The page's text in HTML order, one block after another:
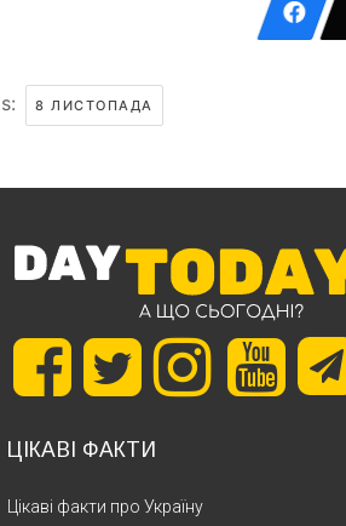
8 ЛИСТОПАДА
ЦІКАВІ ФАКТИ
Цікаві факти про Україну